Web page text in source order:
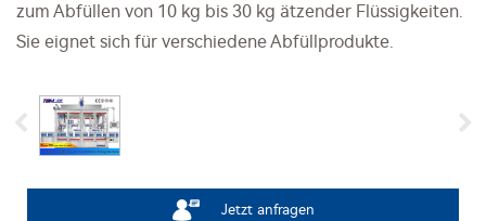
zum Abfüllen von 10 kg bis 30 kg ätzender Flüssigkeiten.
Sie eignet sich für verschiedene Abfüllprodukte.
Jetzt anfragen